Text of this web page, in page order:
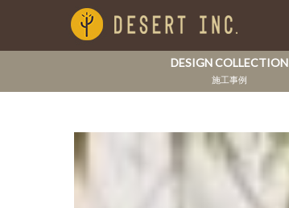
DESIGN COLLECTION
施工事例